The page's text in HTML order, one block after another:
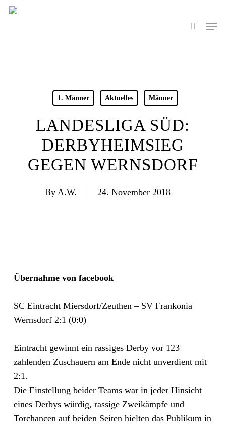
Skip
search
Menu
1. Männer Aktuelles Männer
LANDESLIGA SÜD:
DERBYHEIMSIEG
GEGEN WERNSDORF
By A.W. 24. November 2018
Übernahme von facebook
SC Eintracht Miersdorf/Zeuthen – SV Frankonia
Wernsdorf 2:1 (0:0)
Eintracht gewinnt ein rassiges Derby vor 123
zahlenden Zuschauern am Ende nicht unverdient mit
2:1.
Die Einstellung beider Teams war in jeder Hinsicht
eines Derbys würdig, rassige Zweikämpfe und
Torchancen auf beiden Seiten hielten das Publikum in